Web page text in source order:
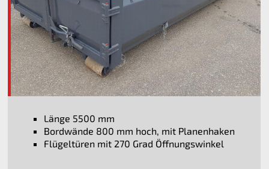
Länge 5500 mm
Bordwände 800 mm hoch, mit Planenhaken
Flügeltüren mit 270 Grad Öffnungswinkel